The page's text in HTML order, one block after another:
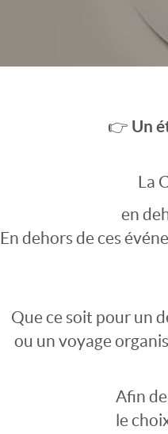
👉 Un
La
en
En dehors de ces
Que ce soit pour un
ou un voyage
Afin
le